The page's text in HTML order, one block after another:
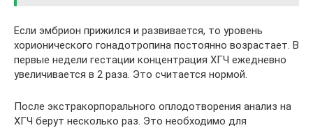
Если эмбрион прижился и развивается, то уровень
хорионического гонадотропина постоянно возрастает. В
первые недели гестации концентрация ХГЧ ежедневно
увеличивается в 2 раза. Это считается нормой.
После экстракорпорального оплодотворения анализ на
ХГЧ берут несколько раз. Это необходимо для